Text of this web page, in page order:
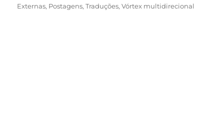
em
Externas, Postagens,Traduções,Vórtex multidirecional